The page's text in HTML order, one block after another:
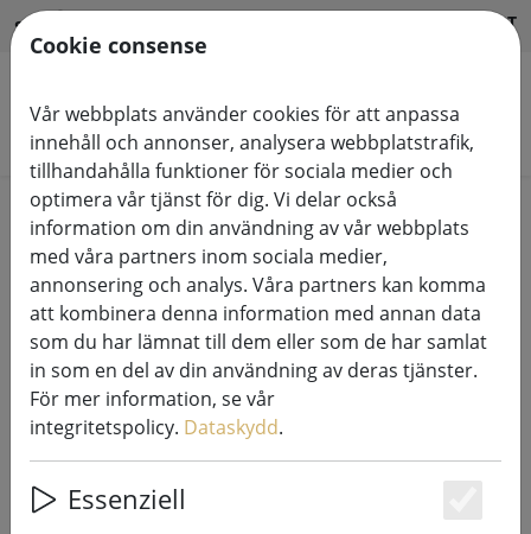
SV HILFE & SUPPORT
Sök produkter
Home Försäljning%
Broste Copenhagen
värmeljushållare Hurricane Leaf
glas 8cm
Cookie consense
Vår webbplats använder cookies för att anpassa
innehåll och annonser, analysera webbplatstrafik,
tillhandahålla funktioner för sociala medier och
optimera vår tjänst för dig. Vi delar också
information om din användning av vår webbplats
med våra partners inom sociala medier,
annonsering och analys. Våra partners kan komma
att kombinera denna information med annan data
som du har lämnat till dem eller som de har samlat
in som en del av din användning av deras tjänster.
För mer information, se vår
integritetspolicy. Dataskydd.
Essenziell